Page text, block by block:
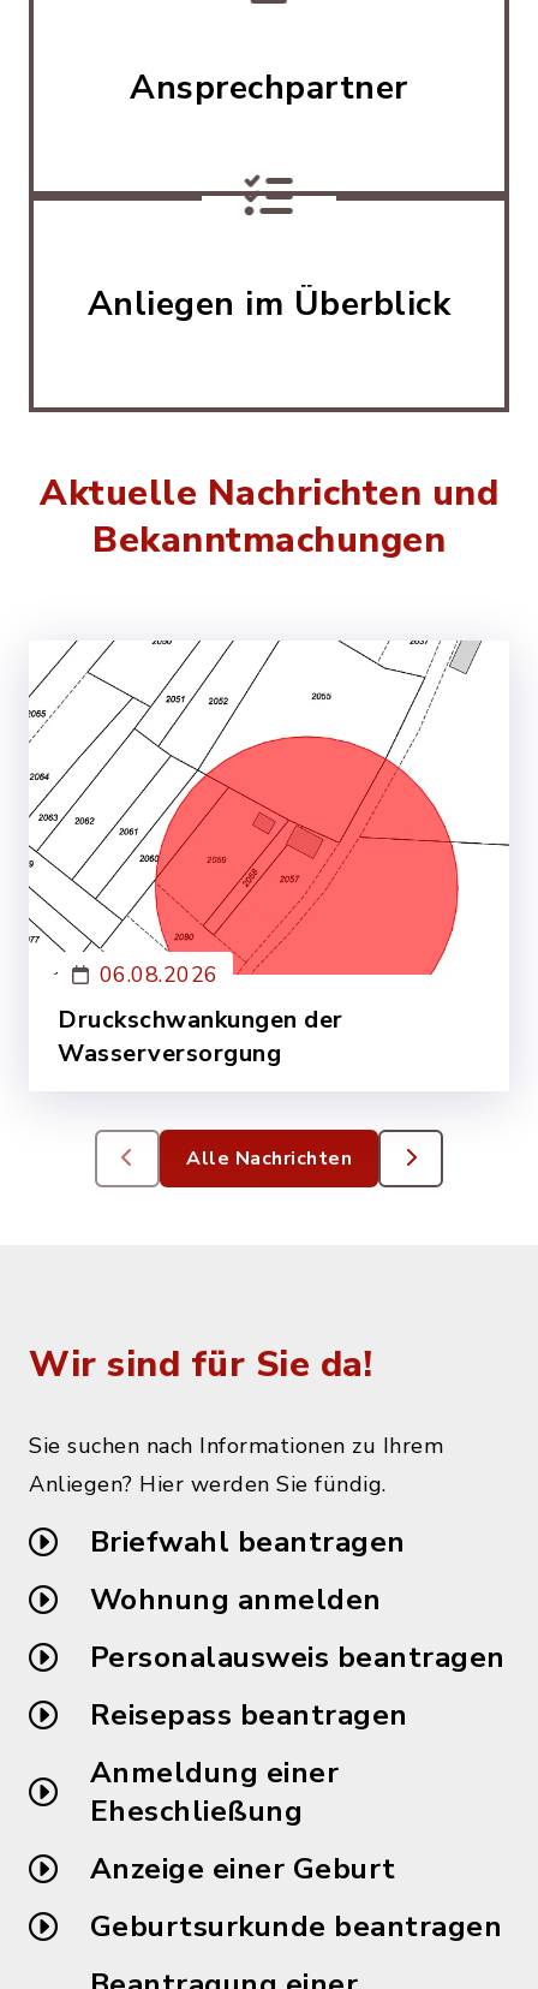
Ansprechpartner
Anliegen im Überblick
Aktuelle Nachrichten und
Bekanntmachungen
06.08.2026
Druckschwankungen der
Wasserversorgung
11.08.2026 werden an der Hauptleitung der
Wasserversorgung notwendige
Mehr lesen
Alle Nachrichten
Wir sind für Sie da!
Sie suchen nach Informationen zu Ihrem
Anliegen? Hier werden Sie fündig.
Briefwahl beantragen
Wohnung anmelden
Personalausweis beantragen
Reisepass beantragen
Anmeldung einer
Eheschließung
Anzeige einer Geburt
Geburtsurkunde beantragen